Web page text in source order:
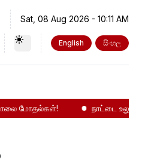
Sat, 08 Aug 2026 - 10:11 AM
English සිංහල
மோதல்கள்! நாட்டை உலுக்கும்